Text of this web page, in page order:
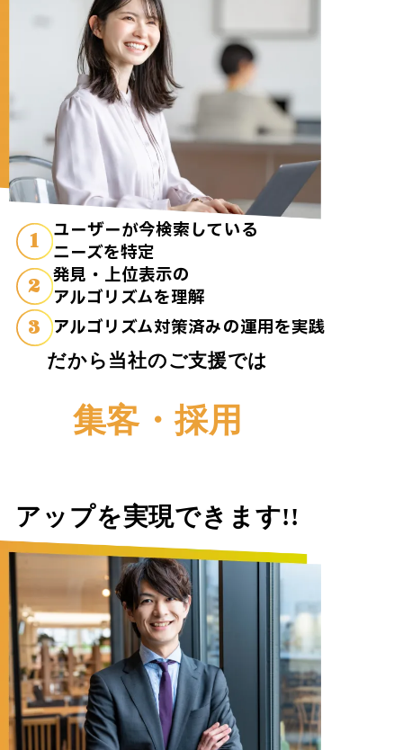
1 ユーザーが今検索している
ニーズを特定
2 発見・上位表示の
アルゴリズムを理解
3 アルゴリズム対策済みの運用を実践
だから当社のご支援では
集客・採用
アップを実現できます!!